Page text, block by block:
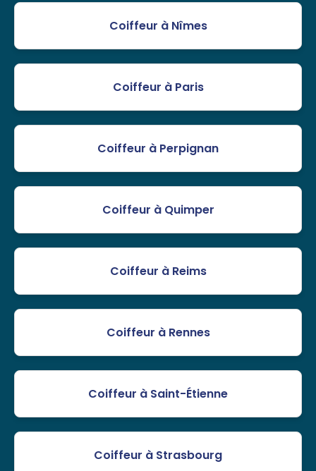
Coiffeur à Nîmes
Coiffeur à Paris
Coiffeur à Perpignan
Coiffeur à Quimper
Coiffeur à Reims
Coiffeur à Rennes
Coiffeur à Saint-Étienne
Coiffeur à Strasbourg